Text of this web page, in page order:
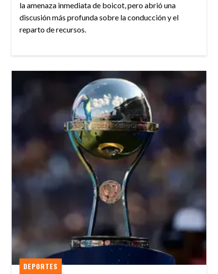
la amenaza inmediata de boicot, pero abrió una
discusión más profunda sobre la conducción y el
reparto de recursos.
DEPORTES